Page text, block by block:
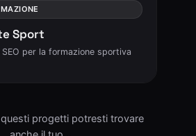
Sport
per la formazione sportiva
progetti potresti trovare